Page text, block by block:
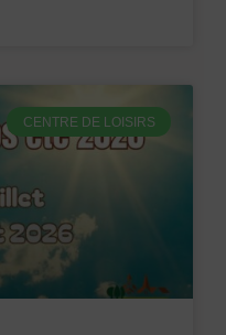
CENTRE DE LOISIRS